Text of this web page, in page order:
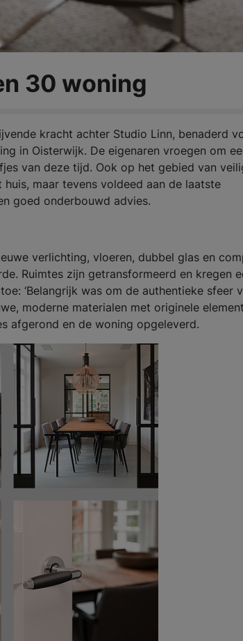
30 woning
kracht achter Studio Linn, benaderd
in Oisterwijk. De eigenaren vroegen om
van deze tijd. Ook op het gebied van
maar tevens voldeed aan de laatste
goed onderbouwd advies.
verlichting, vloeren, dubbel glas en
Ruimtes zijn getransformeerd en kregen
‘Belangrijk was om de authentieke sfeer
moderne materialen met originele
afgerond en de woning opgeleverd.